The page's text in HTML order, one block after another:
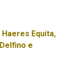
Haeres Equita,
e